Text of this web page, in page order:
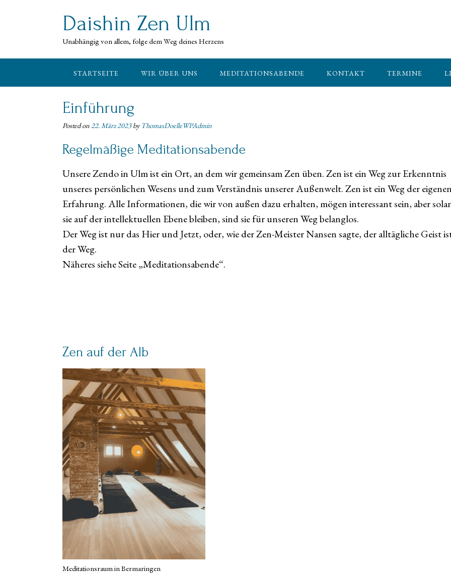
Daishin Zen Ulm
Unabhängig von allem, folge dem Weg deines Herzens
STARTSEITE WIR ÜBER UNS MEDITATIONSABENDE KONTAKT TERMINE
Einführung
Posted on22. März 2023byThomasDoelleWPAdmin
Regelmäßige Meditationsabende
Unsere Zendo in Ulm ist ein Ort, an dem wir gemeinsam Zen üben. Zen ist ein Weg zur Erkenntnis
unseres persönlichen Wesens und zum Verständnis unserer Außenwelt. Zen ist ein Weg der
Erfahrung. Alle Informationen, die wir von außen dazu erhalten, mögen interessant sein, aber
sie auf der intellektuellen Ebene bleiben, sind sie für unseren Weg belanglos.
Der Weg ist nur das Hier und Jetzt, oder, wie der Zen-Meister Nansen sagte, der alltägliche Geist
der Weg.
Näheres siehe Seite „Meditationsabende“.
Zen auf der Alb
Meditationsraum in Bermaringen